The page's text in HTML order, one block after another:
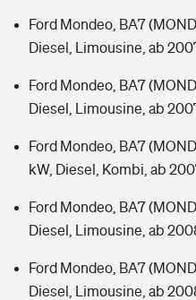
Ford Mondeo, BA7
Diesel, Limousine, ab
Ford Mondeo, BA7
Diesel, Limousine, ab
Ford Mondeo, BA7
kW, Diesel, Kombi, ab
Ford Mondeo, BA7
Diesel, Limousine, ab
Ford Mondeo, BA7
Diesel, Limousine, ab